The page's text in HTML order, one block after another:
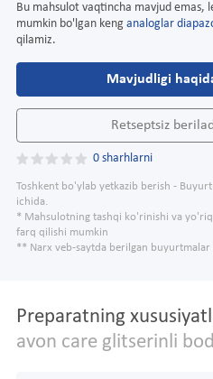
Bu mahsulot vaqtincha mavjud emas,
mumkin bo'lgan keng analoglar
qilamiz.
Mavjudligi
Retseptsiz
0 sharhlarni
Toshkent bo'ylab yetkazib berish -
ichida.
* Mahsulotning tashqi ko'rinishi va
farq qilishi mumkin
** Narx veb-saytda berilgan buyurtmalar
Preparatning
avon care glitserinli